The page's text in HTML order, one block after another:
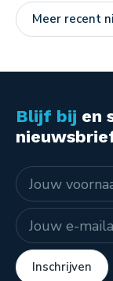
Meer recent
Blijf bij en
Naam
E-mailadres
Inschrijven